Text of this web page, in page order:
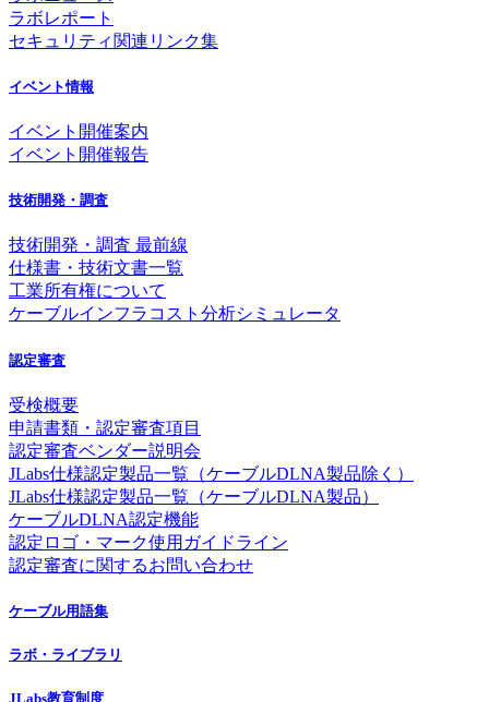
ラボレポート
セキュリティ関連リンク集
イベント情報
イベント開催案内
イベント開催報告
技術開発・調査
技術開発・調査 最前線
仕様書・技術文書一覧
工業所有権について
ケーブルインフラコスト分析シミュレータ
認定審査
受検概要
申請書類・認定審査項目
認定審査ベンダー説明会
JLabs仕様認定製品一覧（ケーブルDLNA製品除く）
JLabs仕様認定製品一覧（ケーブルDLNA製品）
ケーブルDLNA認定機能
認定ロゴ・マーク使用ガイドライン
認定審査に関するお問い合わせ
ケーブル用語集
ラボ・ライブラリ
JLabs教育制度